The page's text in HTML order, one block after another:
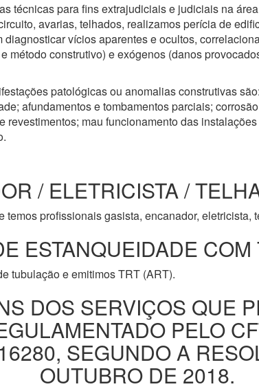
técnicas para fins extrajudiciais e judiciais na
avarias, telhados, realizamos perícia de
diagnosticar vícios aparentes e ocultos,
método construtivo) e exógenos (danos
patológicas ou anomalias construtivas
afundamentos e tombamentos parciais;
revestimentos; mau funcionamento das
/ ELETRICISTA /
profissionais gasista, encanador, eletricista,
ESTANQUEIDADE COM
tubulação e emitimos TRT (ART).
DOS SERVIÇOS QUE
PELO
SEGUNDO A
OUTUBRO DE 2018.